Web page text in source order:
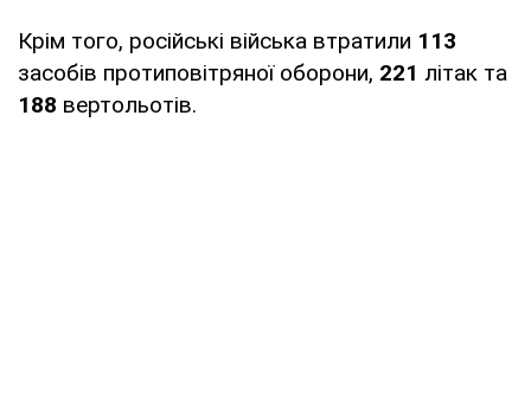
Крім того, російські війська втратили 113
засобів протиповітряної оборони, 221 літак та
188 вертольотів.